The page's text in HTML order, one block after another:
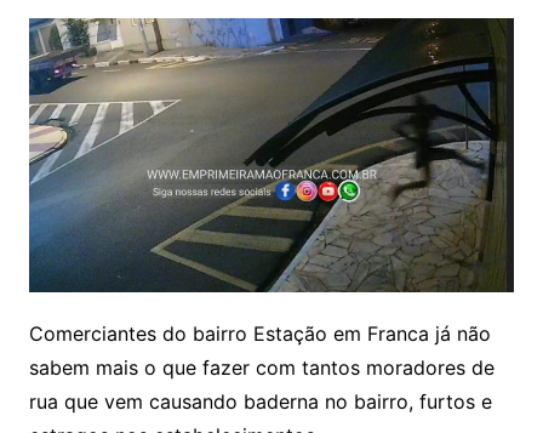
Comerciantes do bairro Estação em Franca já não
sabem mais o que fazer com tantos moradores de
rua que vem causando baderna no bairro, furtos e